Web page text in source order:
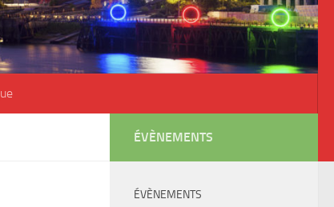
ÉVÈNEMENTS
ÉVÈNEMENTS